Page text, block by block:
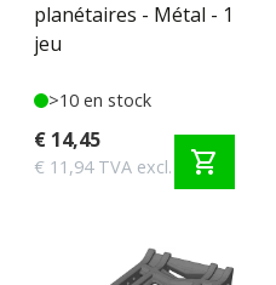
planétaires - Métal - 1
jeu
>10 en stock
€ 14,45
€ 11,94 TVA excl. shopping_cart